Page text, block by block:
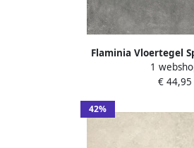
Flaminia Vloertegel
90x90
1
€ 44,95
42%